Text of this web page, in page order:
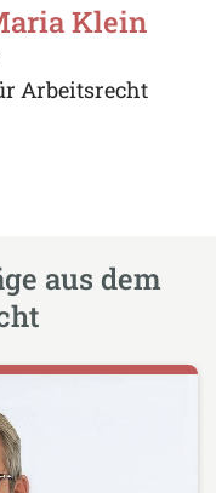
Klein
Arbeitsrecht
aus dem